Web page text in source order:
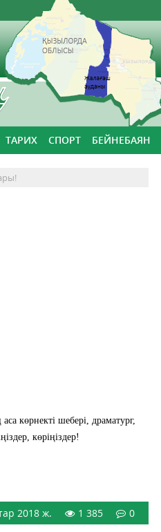
ТАРИХ СПОРТ БЕЙНЕБАЯН
көрнекті шебері, драматург,
көріңіздер!
2018 ж. 1 385 0